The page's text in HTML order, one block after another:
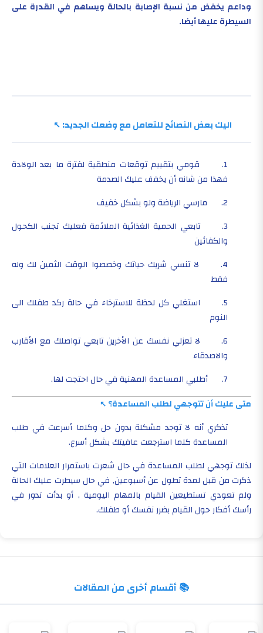
وداعم يخفض من نسبة الإصابة بالحالة ويساهم في القدرة على
السيطرة عليها أيضا.
اليك بعض النصائح للتعامل مع وضعك الجديد:
1. قومي بتقييم توقعات منطقية لفترة ما بعد الولادة
فهذا من شانه أن يخفف عليك الصدمة
2. مارسي الرياضة ولو بشكل خفيف
3. تابعي الحمية الغذائية الملائمة فعليك تجنب الكحول
والكفائين
4. لا تنسي شريك حياتك وخصصوا الوقت الثمين لك وله
فقط
5. استغلي كل لحظة للاسترخاء في حالة ركد طفلك الى
النوم
6. لا تعزلي نفسك عن الأخرين تابعي تواصلك مع الأقارب
والاصدقاء
7. أطلبي المساعدة المهنية في حال احتجت لها.
متى عليك أن تتوجهي لطلب المساعدة؟
تذكري أنه لا توجد مشكلة بدون حل وكلما أسرعت في طلب
المساعدة كلما استرجعت عافيتك بشكل أسرع.
لذلك توجهي لطلب المساعدة في حال شعرت باستمرار العلامات التي
ذكرت من قبل لمدة تطول عن أسبوعين, في حال سيطرت عليك الحالة
ولم تعودي تستطيعين القيام بالمهام اليومية , أو بدأت تدور في
رأسك أفكار حول القيام بضرر نفسك أو طفلك.
📚 أقسام أخرى من المقالات